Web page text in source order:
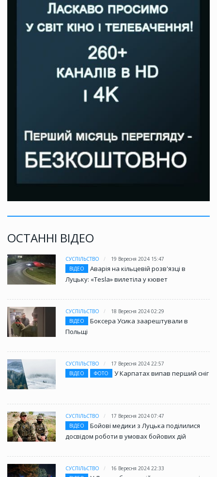
ОСТАННІ ВІДЕО
СУСПІЛЬСТВО
19 Вересня 2024 15:47
ВІДЕО
Аварія на кільцевій розв'язці в
Луцьку: «Tesla» вилетіла у кювет
СУСПІЛЬСТВО
18 Вересня 2024 02:29
ВІДЕО
Боксера Усика заарештували в
Польщі
СУСПІЛЬСТВО
17 Вересня 2024 22:57
ВІДЕО
ФОТО У Карпатах випав перший сніг
СУСПІЛЬСТВО
17 Вересня 2024 07:47
ВІДЕО
Бойові медики з Луцька поділилися
досвідом роботи в умовах бойових дій
СУСПІЛЬСТВО
16 Вересня 2024 22:33